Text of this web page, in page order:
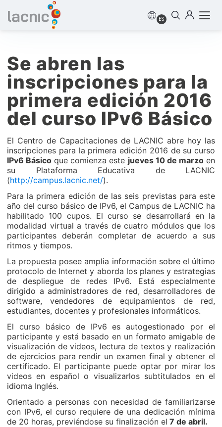
ES
Se abren las
inscripciones para la
primera edición 2016
del curso IPv6 Básico
El Centro de Capacitaciones de LACNIC abre hoy las
inscripciones para la primera edición 2016 de su curso
IPv6 Básico que comienza este jueves 10 de marzoen
su Plataforma Educativa de LACNIC
(http://campus.lacnic.net/).
Para la primera edición de las seis previstas para este
año del curso básico de IPv6, el Campus de LACNIC ha
habilitado 100 cupos. El curso se desarrollará en la
modalidad virtual a través de cuatro módulos que los
participantes deberán completar de acuerdo a sus
ritmos y tiempos.
La propuesta posee amplia información sobre el último
protocolo de Internet y aborda los planes y estrategias
de despliegue de redes IPv6. Está especialmente
dirigido a administradores de red, desarrolladores de
software, vendedores de equipamientos de red,
estudiantes, docentes y profesionales informáticos.
El curso básico de IPv6 es autogestionado por el
participante y está basado en un formato amigable de
visualización de videos, lectura de textos y realización
de ejercicios para rendir un examen final y obtener el
certificado. El participante puede optar por mirar los
videos en español o visualizarlos subtitulados en el
idioma Inglés.
Orientado a personas con necesidad de familiarizarse
con IPv6, el curso requiere de una dedicación mínima
de 20 horas, previéndose su finalización el 7 de abril.